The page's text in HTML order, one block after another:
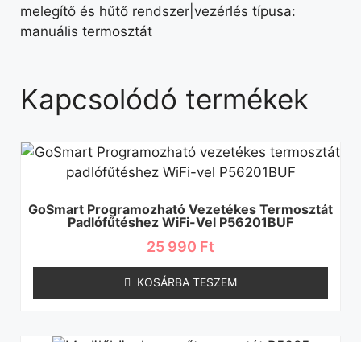
melegítő és hűtő rendszer|vezérlés típusa:
manuális termosztát
Kapcsolódó termékek
GoSmart Programozható Vezetékes Termosztát
Padlófűtéshez WiFi-Vel P56201BUF
25 990 Ft
KOSÁRBA TESZEM